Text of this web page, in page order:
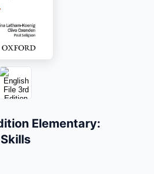
Elementary: